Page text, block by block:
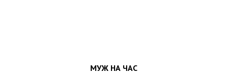
МУЖ НА ЧАС